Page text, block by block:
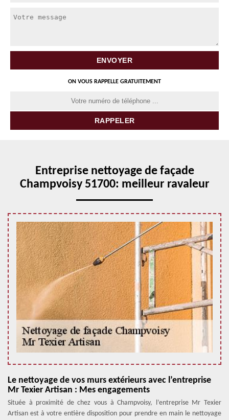
ON VOUS RAPPELLE GRATUITEMENT
Entreprise nettoyage de façade
Champvoisy 51700: meilleur ravaleur
Le nettoyage de vos murs extérieurs avec l’entreprise
Mr Texier Artisan : Mes engagements
Située à proximité de chez vous à Champvoisy, l’entreprise Mr Texier
Artisan est à votre entière disposition pour prendre en main le nettoyage